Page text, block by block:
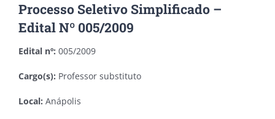
Processo Seletivo Simplificado –
Edital Nº 005/2009
Edital nº: 005/2009
Cargo(s): Professor substituto
Local: Anápolis